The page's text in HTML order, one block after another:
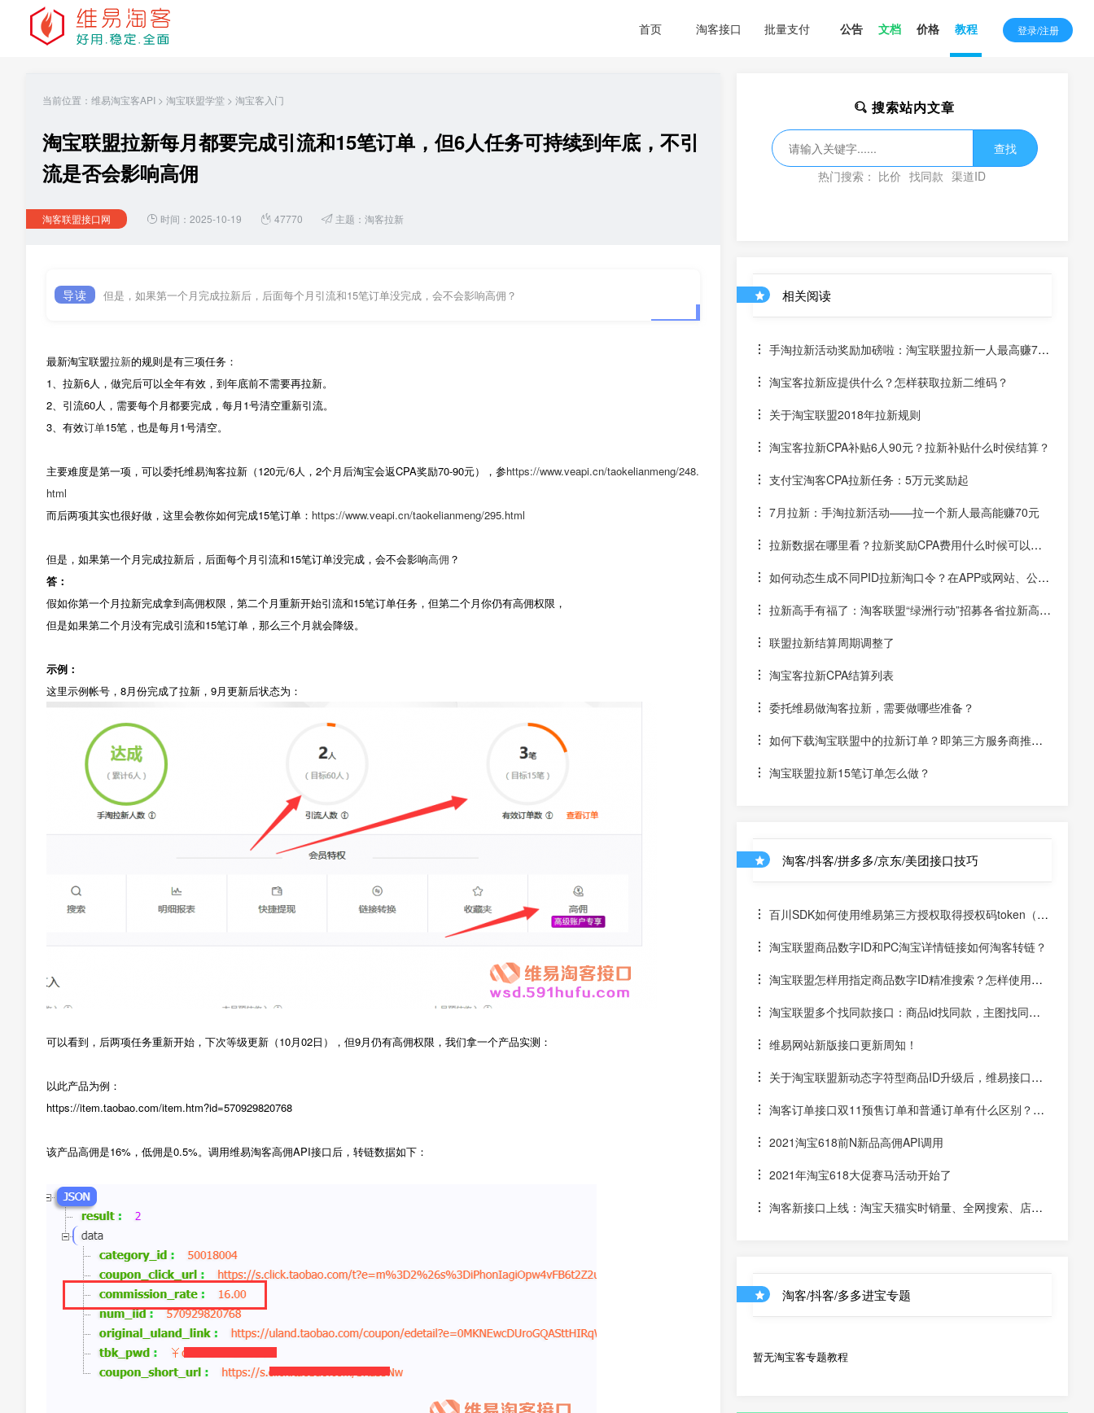
首页 淘客接口 批量支付 公告 文档 价格 教程 登录/注册
当前位置： 维易淘宝客API > 淘宝联盟学堂 > 淘宝客入门
淘宝联盟拉新每月都要完成引流和15笔订单，但6人任务可持续到年底，不引
流是否会影响高佣
淘客联盟接口网 时间：2025-10-19 47770 主题： 淘客拉新
导读 但是，如果第一个月完成拉新后，后面每个月引流和15笔订单没完成，会不会影响高佣？
最新淘宝联盟拉新的规则是有三项任务：
1、拉新6人，做完后可以全年有效，到年底前不需要再拉新。
2、引流60人，需要每个月都要完成，每月1号清空重新引流。
3、有效订单15笔，也是每月1号清空。
主要难度是第一项，可以委托维易淘客拉新（120元/6人，2个月后淘宝会返CPA奖励70-90元），参https://www.veapi.cn/taokelianmeng/248.
html
而后两项其实也很好做，这里会教你如何完成15笔订单： https://www.veapi.cn/taokelianmeng/295.html
但是，如果第一个月完成拉新后，后面每个月引流和15笔订单没完成，会不会影响高佣 ？
答：
假如你第一个月拉新完成拿到高佣权限，第二个月重新开始引流和15笔订单任务，但第二个月你仍有高佣权限，
但是如果第二个月没有完成引流和15笔订单，那么三个月就会降级。
示例：
这里示例帐号，8月份完成了拉新，9月更新后状态为：
可以看到，后两项任务重新开始，下次等级更新（10月02日），但9月仍有高佣权限，我们拿一个产品实测：
以此产品为例：
https://item.taobao.com/item.htm?id=570929820768
该产品高佣是16%，低佣是0.5%。调用维易淘客高佣API接口后，转链数据如下：
搜索站内文章
查找
热门搜索： 比价 找同款 渠道ID
相关阅读
手淘拉新活动奖励加磅啦：淘宝联盟拉新一人最高赚70
元！淘宝客拉新应提供什么？怎样获取拉新二维码？
关于淘宝联盟2018年拉新规则
淘宝客拉新CPA补贴6人90元？拉新补贴什么时侯结算？
支付宝淘客CPA拉新任务：5万元奖励起
7月拉新：手淘拉新活动——拉一个新人最高能赚70元
拉新数据在哪里看？拉新奖励CPA费用什么时候可以提
现？如何动态生成不同PID拉新淘口令？在APP或网站、公众
号中实时生成拉新口令
拉新高手有福了：淘客联盟“绿洲行动”招募各省拉新高
手--额外奖励+官方颁奖
联盟拉新结算周期调整了
淘宝客拉新CPA结算列表
委托维易做淘客拉新，需要做哪些准备？
如何下载淘宝联盟中的拉新订单？即第三方服务商推广
的订单接口
淘宝联盟拉新15笔订单怎么做？
淘客/抖客/拼多多/京东/美团接口技巧
百川SDK如何使用维易第三方授权取得授权码token（un
iapp）
淘宝联盟商品数字ID和PC淘宝详情链接如何淘客转链？
淘宝联盟怎样用指定商品数字ID精准搜索？怎样使用数
字ID和场景ID2转链？
淘宝联盟多个找同款接口：商品id找同款，主图找同
款，SKU找同款
维易网站新版接口更新周知！
关于淘宝联盟新动态字符型商品ID升级后，维易接口跟
进情况和API调用说明
淘客订单接口双11预售订单和普通订单有什么区别？怎
么区分是淘客双11预售订单是否已付尾款？预售中支付了定
金的宝贝该如何计算佣金
2021淘宝618前N新品高佣API调用
2021年淘宝618大促赛马活动开始了
淘客新接口上线：淘宝天猫实时销量、全网搜索、店铺
淘客/抖客/多多进宝专题
暂无淘宝客专题教程